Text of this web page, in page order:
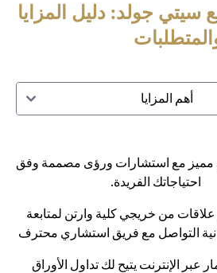
جولد: دليل المزايا
أهم المزايا
مع استشارات ورؤى مصممة وفق
احتياجاتك الفريدة.
من خريجي كلية وارتن لمتابعة
التواصل مع فريق استشاري محترف
عبر الإنترنت يتيح لك تداول الأوراق